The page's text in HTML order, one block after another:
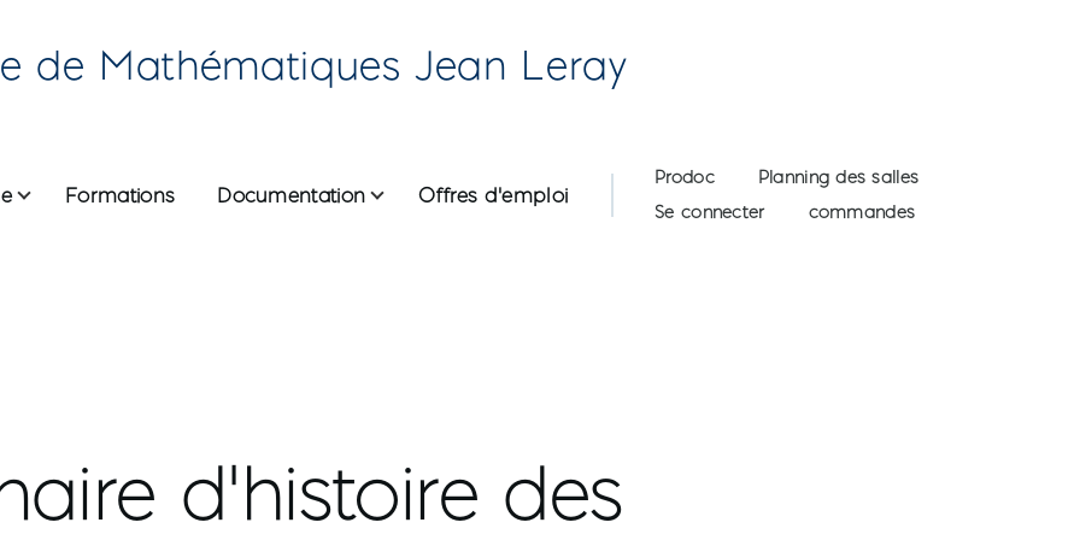
de Mathématiques Jean Leray
Formations Documentation Offres d'emploi
User account menu
Prodoc
Planning des salles
Se connecter
commandes
d'histoire des